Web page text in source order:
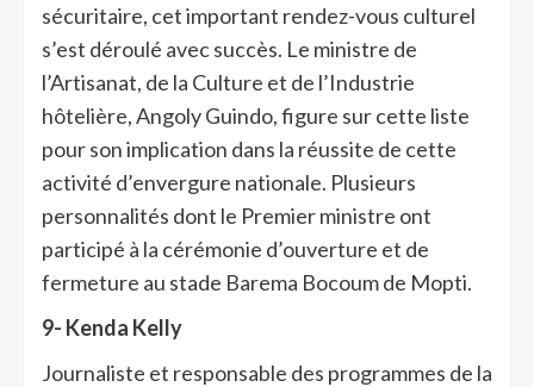
sécuritaire, cet important rendez-vous culturel
s’est déroulé avec succès. Le ministre de
l’Artisanat, de la Culture et de l’Industrie
hôtelière, Angoly Guindo, figure sur cette liste
pour son implication dans la réussite de cette
activité d’envergure nationale. Plusieurs
personnalités dont le Premier ministre ont
participé à la cérémonie d’ouverture et de
fermeture au stade Barema Bocoum de Mopti.
9- Kenda Kelly
Journaliste et responsable des programmes de la